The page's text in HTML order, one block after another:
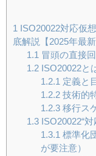
1
ISO20022対応仮
底解説【2025年最新
1.1
冒頭の直接
1.2ISO20022と
1.2.1 定義と
1.2.2技術的
1.2.3移行ス
1.3ISO20022“対
1.3.1 標準化
が要注意）